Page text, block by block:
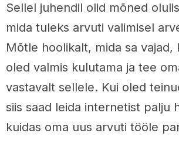
Sellel juhendil olid mõned
mida tuleks arvuti valimisel
Mõtle hoolikalt, mida sa vajad,
oled valmis kulutama ja tee
vastavalt sellele. Kui oled
siis saad leida internetist palju
kuidas oma uus arvuti tööle